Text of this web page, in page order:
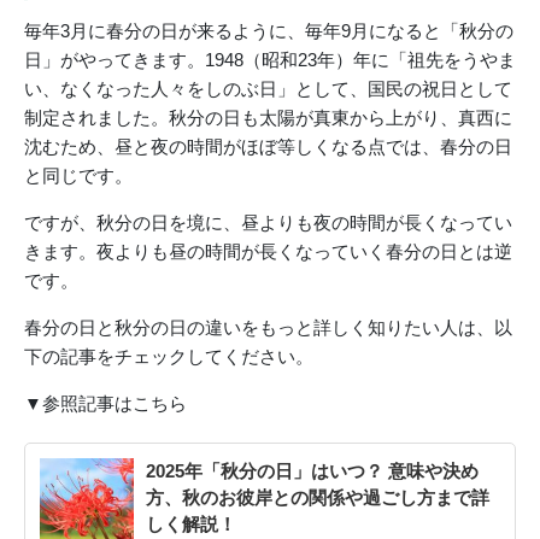
毎年3月に春分の日が来るように、毎年9月になると「秋分の
日」がやってきます。1948（昭和23年）年に「祖先をうやま
い、なくなった人々をしのぶ日」として、国民の祝日として
制定されました。秋分の日も太陽が真東から上がり、真西に
沈むため、昼と夜の時間がほぼ等しくなる点では、春分の日
と同じです。
ですが、秋分の日を境に、昼よりも夜の時間が長くなってい
きます。夜よりも昼の時間が長くなっていく春分の日とは逆
です。
春分の日と秋分の日の違いをもっと詳しく知りたい人は、以
下の記事をチェックしてください。
▼参照記事はこちら
2025年「秋分の日」はいつ？ 意味や決め
方、秋のお彼岸との関係や過ごし方まで詳
しく解説！